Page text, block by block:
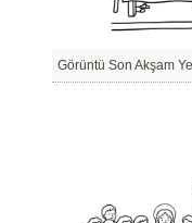
Görüntü Son Akşam